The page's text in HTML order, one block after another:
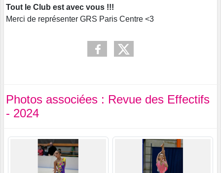
Tout le Club est avec vous !!!
Merci de représenter GRS Paris Centre <3
Photos associées : Revue des Effectifs
- 2024